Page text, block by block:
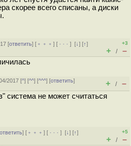
скорее всего списаны, а диски
[ответить] [ ﹢﹢﹢] [ · · ·][↓] [↑]
+3
+ / –
2017 [^] [^^] [^^^] [ответить]
+ / –
система не может считаться
ответить] [ ﹢﹢﹢] [ · · ·][↓] [↑]
+5
+ / –